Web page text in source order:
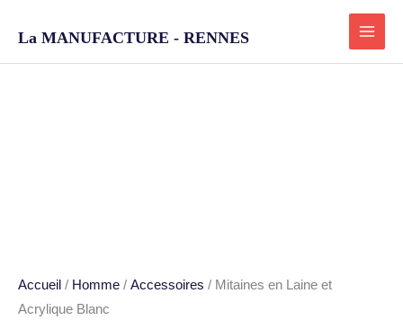
La MANUFACTURE - RENNES
Accueil / Homme / Accessoires / Mitaines en Laine et
Acrylique Blanc